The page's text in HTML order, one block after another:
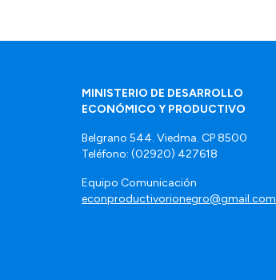
MINISTERIO DE DESARROLLO
ECONÓMICO Y PRODUCTIVO
Belgrano 544. Viedma. CP 8500
Teléfono: (02920) 427618
Equipo Comunicación
econproductivorionegro@gmail.com